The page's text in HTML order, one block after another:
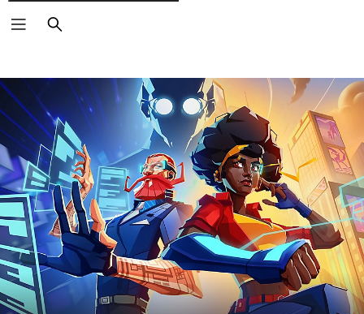
Rechercher